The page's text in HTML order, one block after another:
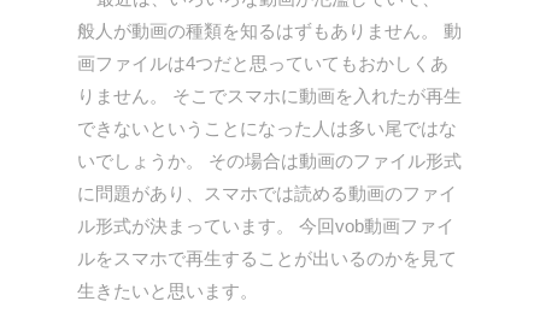
般人が動画の種類を知るはずもありません。 動
画ファイルは4つだと思っていてもおかしくあ
りません。 そこでスマホに動画を入れたが再生
できないということになった人は多い尾ではな
いでしょうか。 その場合は動画のファイル形式
に問題があり、スマホでは読める動画のファイ
ル形式が決まっています。 今回vob動画ファイ
ルをスマホで再生することが出いるのかを見て
生きたいと思います。